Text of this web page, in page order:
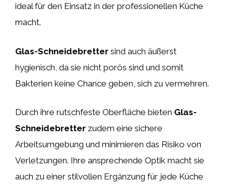
ideal für den Einsatz in der professionellen Küche
macht.
Glas-Schneidebretter sind auch äußerst
hygienisch, da sie nicht porös sind und somit
Bakterien keine Chance geben, sich zu vermehren.
Durch ihre rutschfeste Oberfläche bieten Glas-
Schneidebretter zudem eine sichere
Arbeitsumgebung und minimieren das Risiko von
Verletzungen. Ihre ansprechende Optik macht sie
auch zu einer stilvollen Ergänzung für jede Küche